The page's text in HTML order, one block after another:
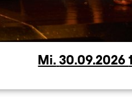
Mi. Mittwoch
30.09.2026